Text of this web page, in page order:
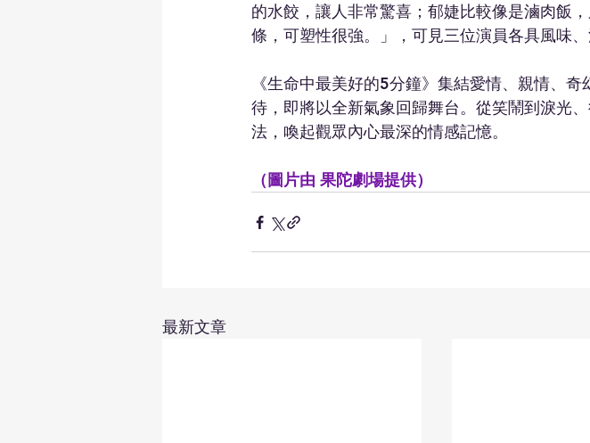
的水餃，讓人非常驚喜；郁婕比較像是滷肉飯
條，可塑性很強。」，可見三位演員各具風味、
《生命中最美好的5分鐘》集結愛情、親情、
待，即將以全新氣象回歸舞台。從笑鬧到淚光
法，喚起觀眾內心最深的情感記憶。
（圖片由 果陀劇場提供）
最新文章